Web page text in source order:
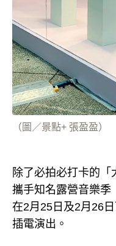
（圖／景點+ 張盈盈）
除了必拍必打卡的
攜手知名露營音樂季
在2月25日及2月26
插電演出。